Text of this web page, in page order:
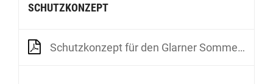
SCHUTZKONZEPT
Schutzkonzept für den Glarner Sommercup und den Final Shooting Masters